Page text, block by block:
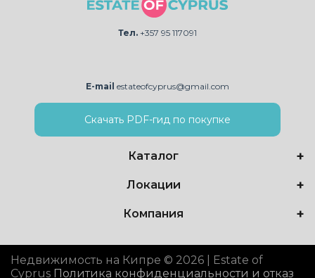
Тел. +357 95 117091
E-mail estateofcyprus@gmail.com
Скачать PDF-гид по покупке
Каталог
Локации
Компания
Недвижимость на Кипре © 2026 | Estate of
Cyprus Политика конфиденциальности и отказ